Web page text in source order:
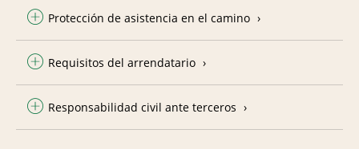
Protección de asistencia en el camino
Requisitos del arrendatario
Responsabilidad civil ante terceros